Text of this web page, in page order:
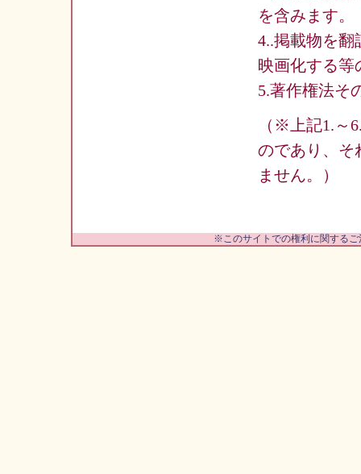
を含みます。
4..掲載物を
映画化する等
5.著作権法そ
（※上記1.～
のであり、そ
ません。）
※このサイトでの権利に関する